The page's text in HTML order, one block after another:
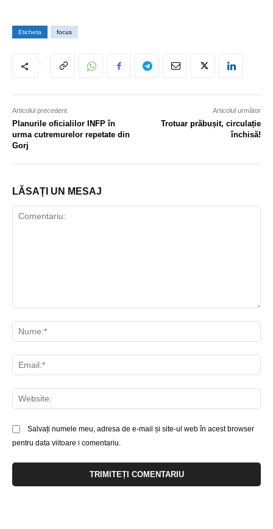
Eticheta focus
Articolul precedent
Planurile oficialilor INFP în
urma cutremurelor repetate din
Gorj
Articolul următor
Trotuar prăbușit, circulație
închisă!
LĂSAȚI UN MESAJ
Salvați numele meu, adresa de e-mail și site-ul web în acest browser
pentru data viitoare i comentariu.